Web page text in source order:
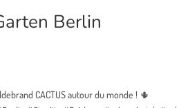
Berlin
CACTUS autour du monde ! 🌵